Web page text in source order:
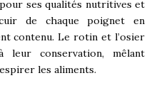
ses qualités nutritives et
de chaque poignet en
contenu. Le rotin et l’osier
leur conservation, mêlant
les aliments.